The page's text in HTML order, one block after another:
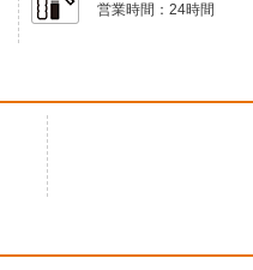
営業時間： 24時間